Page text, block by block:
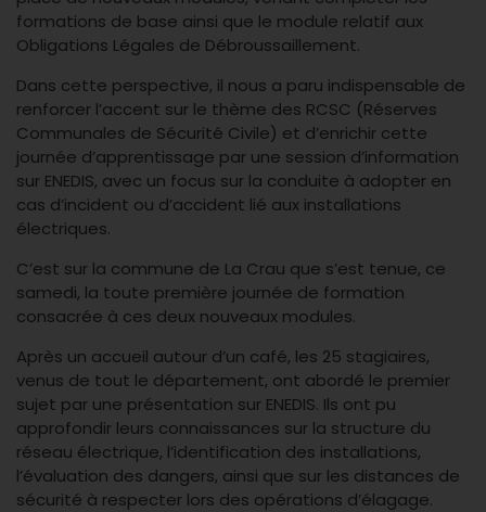
formations de base ainsi que le module relatif aux
Obligations Légales de Débroussaillement.
Dans cette perspective, il nous a paru indispensable de
renforcer l’accent sur le thème des RCSC (Réserves
Communales de Sécurité Civile) et d’enrichir cette
journée d’apprentissage par une session d’information
sur ENEDIS, avec un focus sur la conduite à adopter en
cas d’incident ou d’accident lié aux installations
électriques.
C’est sur la commune de La Crau que s’est tenue, ce
samedi, la toute première journée de formation
consacrée à ces deux nouveaux modules.
Après un accueil autour d’un café, les 25 stagiaires,
venus de tout le département, ont abordé le premier
sujet par une présentation sur ENEDIS. Ils ont pu
approfondir leurs connaissances sur la structure du
réseau électrique, l’identification des installations,
l’évaluation des dangers, ainsi que sur les distances de
sécurité à respecter lors des opérations d’élagage.